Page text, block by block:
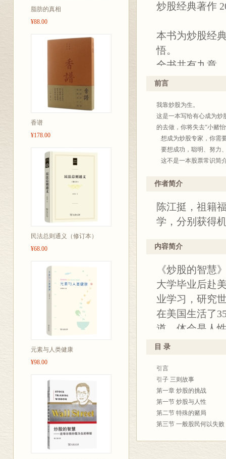
脂肪的真相
¥88.00
香谱
¥178.00
民法总则通义（修订本）
¥68.00
元素与人类健康
¥98.00
炒股经典著作
本书为炒股经
悟。
全书共有九章
第一章“炒股的
第二章“股票分
的基本知识和
第三章“成功的
运用资金管理
甘于孤独，耐
走向这三个买
等技术指标，
（1）注意危险
卖股票。
第五章“华尔街
这些原则是炒
因，一般炒股
莫、施瓦格这
第六章“从有招
的投资心态。
第七章“抓住大
达的土地，20
总结了疯狂投
前言
我靠炒股为生。
这是一本写给有心成为炒
的去做，你将失去“小赌
想成为炒股专家，你需
要想成功，聪明、努力
这不是一本股票常识简
话说回来，虽然这本书
必须承认，炒股只能算
卖，筹集资金用来扩大
利有亏损，股价的反应
虽然股票业也有大小“鳄
金融是庞大的行业，影
度写，很不容易决定。我
大厚本子。这本书写的
了错误以后，或多或少
犯错并不可怕，可怕的
无论想在什么行业成功
我在美国生活了35年，
都不怕的一技之长。
这本书没有任何理论和
则，我都没少付学费，我
有些人把炒股当成投资，
们称我是投机客，赚了些
到尾做的是同样的事。”
在股市偶尔赚点钱很容
作者简介
陈江挺，祖籍
学，分别获得
内容简介
《炒股的智慧
大学毕业后赴
业学习，研究
在美国生活了
道，体会是人
是从人性的角
到自己知道应
《炒股的智慧
是一本长期畅
几年的诸多感
目 录
引言
引子 三则故事
第一章 炒股的挑战
第一节 炒股与人性
第二节 特殊的赌局
第三节 一般股民何以失败